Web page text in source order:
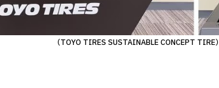
（TOYO TIRES SUSTAINABLE CONCEPT TIRE）